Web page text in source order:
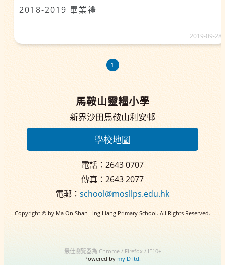
2018-2019 畢業禮
2019-09-28
1
馬鞍山靈糧小學
新界沙田馬鞍山利安邨
學校地圖
電話：2643 0707
傳真：2643 2077
電郵： school@mosllps.edu.hk
Copyright © by Ma On Shan Ling Liang Primary School. All Rights Reserved.
最佳瀏覽器為 Chrome / Firefox / IE10+
Powered by myID ltd.